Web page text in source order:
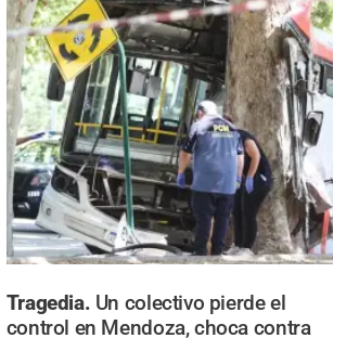
Tragedia. Un colectivo pierde el
control en Mendoza, choca contra